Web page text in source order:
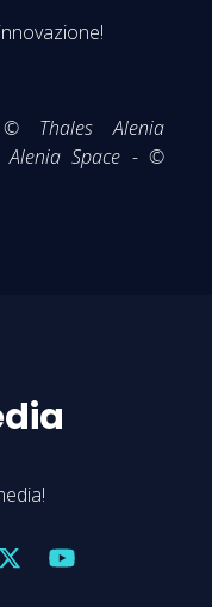
Thales Alenia
Alenia Space - ©